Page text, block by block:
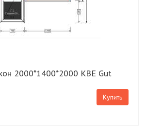
2000*1400*2000 КВЕ Gut
Купить